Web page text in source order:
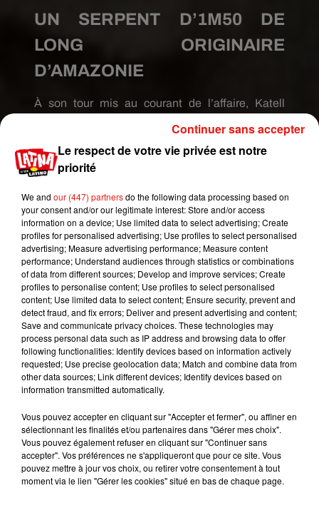
UN SERPENT D’1M50 DE
LONG ORIGINAIRE
D’AMAZONIE
À son tour mis au courant de l’affaire, Katell
Plouagat, se rend sur place en milieu d’après-midi
et retrouve l’animal dans le feuillage. Selon elle,
cela devait faire deux jours que le boa, qui ne
Pour expliquer la présence de ce serpent
originaire Amazonie qui ne peut survivre que dans
un climat entre 27 et 30 degrés, la spécialiste a
deux hypothèses : «Soit, son propriétaire,
constatant son serpent malade, l’a déposé dans
les bois pour ne pas payer de frais de vétérinaire.
Soit, l’animal a été déposé, car son maître ne
pouvait plus s’occuper de lui».
Pour rappel : un animal n'est pas un jouet dont on
se débarrasse.
Côtes-d’Armor. En promenade près de
Guingamp, une femme tombe sur un boa
constrictor#Guingamp#SaintAgathon
#Bretagne https://t.co/JRNAfPM7VS via
@ouestfrance
Le respect de votre vie privée est notre
priorité
We and our (447) partnersdo the following data processing based on
your consent and/or our legitimate interest: Store and/or access
information on a device; Use limited data to select advertising; Create
profiles for personalised advertising; Use profiles to select personalised
advertising; Measure advertising performance; Measure content
performance; Understand audiences through statistics or combinations
of data from different sources; Develop and improve services; Create
profiles to personalise content; Use profiles to select personalised
content; Use limited data to select content; Ensure security, prevent and
detect fraud, and fix errors; Deliver and present advertising and content;
Save and communicate privacy choices. These technologies may
process personal data such as IP address and browsing data to offer
following functionalities: Identify devices based on information actively
requested; Use precise geolocation data; Match and combine data from
other data sources; Link different devices; Identify devices based on
information transmitted automatically.
Vous pouvez accepter en cliquant sur "Accepter et fermer", ou affiner en
sélectionnant les finalités et/ou partenaires dans "Gérer mes choix".
Vous pouvez également refuser en cliquant sur "Continuer sans
accepter". Vos préférences ne s'appliqueront que pour ce site. Vous
pouvez mettre à jour vos choix, ou retirer votre consentement à tout
moment via le lien "Gérer les cookies" situé en bas de chaque page.
Continuer sans accepter